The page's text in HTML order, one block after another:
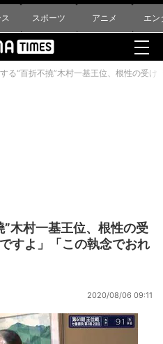
スポーツ アニメ エン
る“百折不撓”木村一基王位、根性の受
木村一基王位、根性の受
すよ」「この執念でおれ
2020/08/06 09:11